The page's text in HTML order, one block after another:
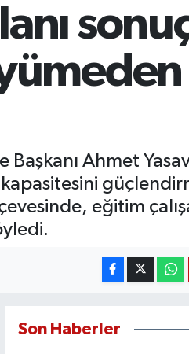
Ahmet
eğitim
Son Haberler